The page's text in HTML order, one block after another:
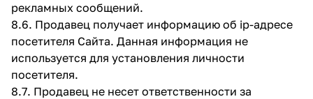
рекламных сообщений.
8.6. Продавец получает информацию об ip-адресе
посетителя Сайта. Данная информация не
используется для установления личности
посетителя.
8.7. Продавец не несет ответственности за